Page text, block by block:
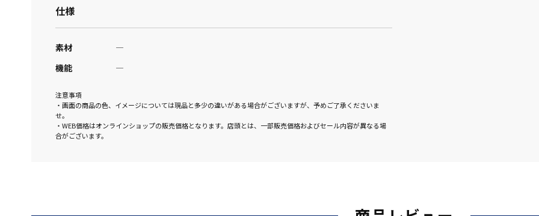
仕様
素材
―
機能
―
注意事項
・画面の商品の色、イメージについては現品と多少の違いがある場合がございますが、予めご了承くださいま
せ。
・WEB価格はオンラインショップの販売価格となります。店頭とは、一部販売価格およびセール内容が異なる場
合がございます。